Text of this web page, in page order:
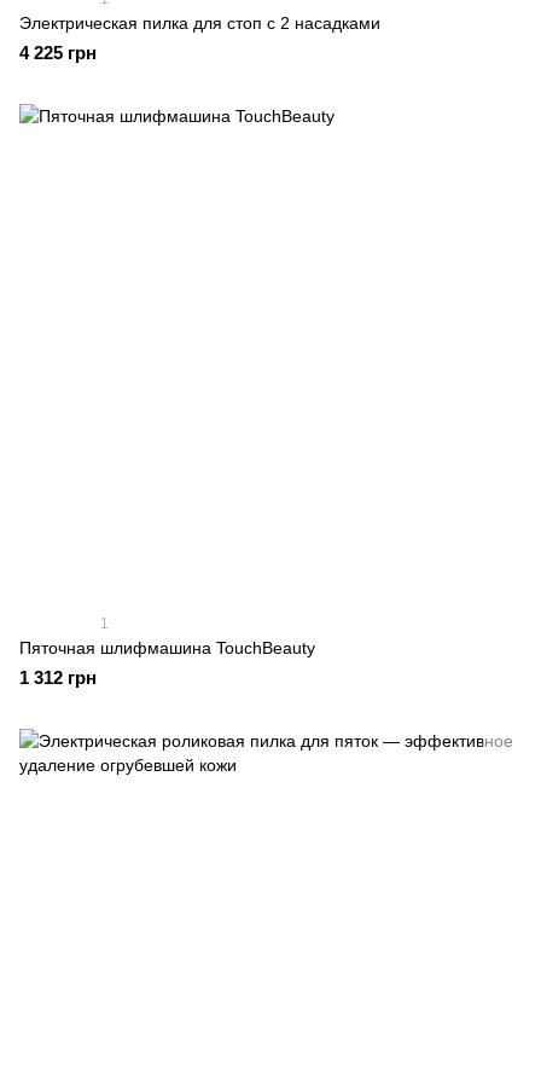
Электрическая пилка для стоп с 2 насадками
4 225 грн
1
Пяточная шлифмашина TouchBeauty
1 312 грн